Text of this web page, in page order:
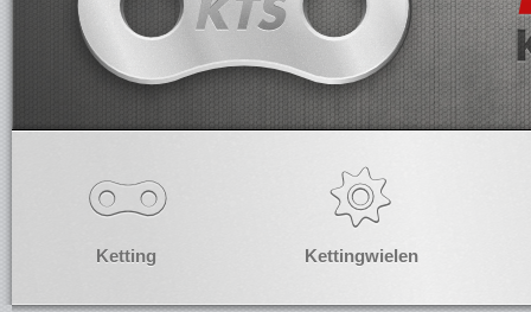
Ketting Kettingwielen